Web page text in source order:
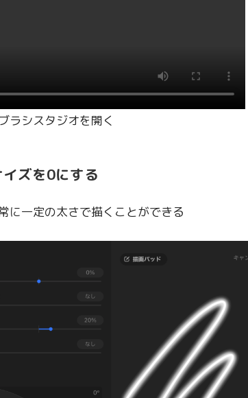
ラシスタジオを開く
ズを0にする
に一定の太さで描くことができる